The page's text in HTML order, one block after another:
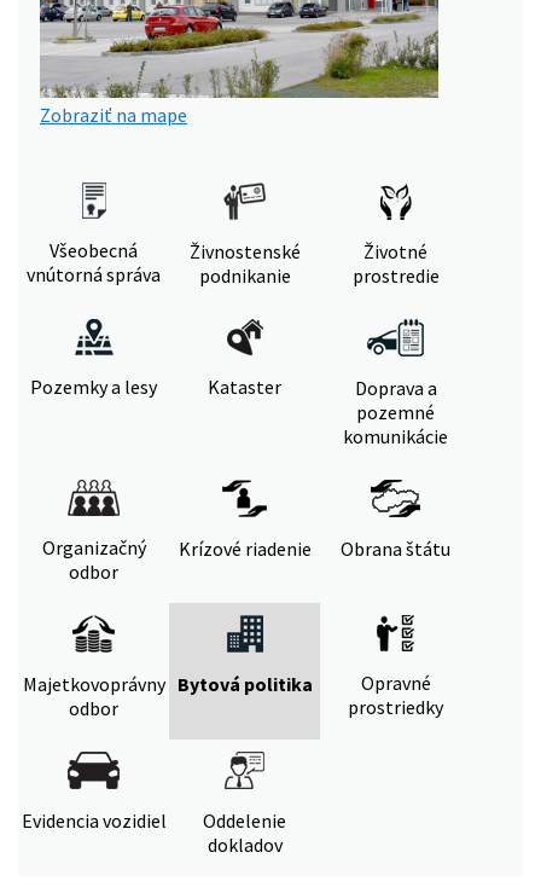
Zobraziť na mape
Všeobecná
vnútorná správa
Živnostenské
podnikanie
Životné
prostredie
Pozemky a lesy Kataster
Doprava a
pozemné
komunikácie
Organizačný
odbor
Krízové riadenie Obrana štátu
Majetkovoprávny
odbor
Bytová politika
Opravné
prostriedky
Evidencia vozidiel
Oddelenie
dokladov